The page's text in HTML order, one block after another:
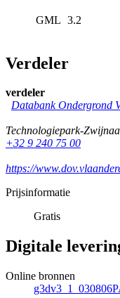
GML 3.2
Verdeler
verdeler
Databank Ondergrond
Technologiepark-
+32 9 240 75 00
https://
Prijsinformatie
Gratis
Digitale
Online bronnen